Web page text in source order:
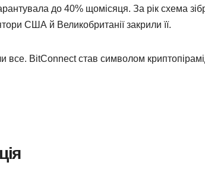
до 40% щомісяця. За рік схема
США й Великобританії закрили її.
все. BitConnect став символом